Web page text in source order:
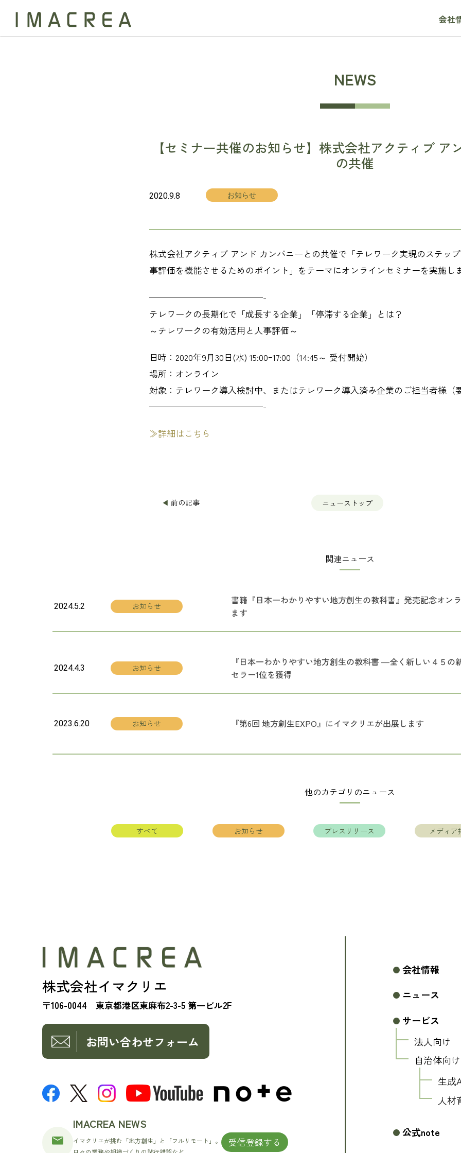
会社
NEWS
【セミナー共催のお知らせ】株式会社アクティブ ア
の共催
2020.9.8 お知らせ
株式会社アクティブ アンド カンパニーとの共催で「テレワーク実現のステッ
事評価を機能させるためのポイント」をテーマにオンラインセミナーを実施し
—————————————-
テレワークの長期化で「成長する企業」「停滞する企業」とは？
～テレワークの有効活用と人事評価～
日時：2020年9月30日(水) 15:00ｰ17:00（14:45～ 受付開始）
場所：オンライン
対象：テレワーク導入検討中、またはテレワーク導入済み企業のご担当者様（
—————————————-
≫詳細はこちら
◀ 前の記事 ニューストップ
関連ニュース
2024.5.2 お知らせ
書籍『日本一わかりやすい地方創生の教科書』発売記念オン
ます
2024.4.3 お知らせ
『日本一わかりやすい地方創生の教科書 ―全く新しい４５
セラー1位を獲得
2023.6.20 お知らせ 『第6回 地方創生EXPO』にイマクリエが出展します
他のカテゴリのニュース
すべて お知らせ プレスリリース メディア
株式会社イマクリエ
〒106-0044 東京都港区東麻布2-3-5 第一ビル2F
お問い合わせフォーム
IMACREA NEWS
イマクリエが挑む「地方創生」と「フルリモート」。
受信登録する
会社情報
ニュース
サービス
法人向け
自治体向け
生成
人材
公式note